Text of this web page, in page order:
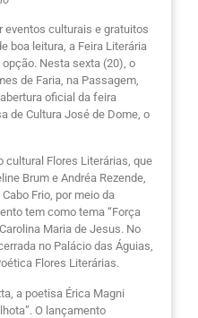
eventos culturais e gratuitos
boa leitura, a Feira Literária
Nesta sexta (20), o
de Faria, na Passagem,
oficial da feira
de Cultura José de Dome, o
cultural Flores Literárias, que
Brum e Andréa Rezende,
Frio, por meio da
tem como tema “Força
Maria de Jesus. No
no Palácio das Águias,
Flores Literárias.
a poetisa Érica Magni
O lançamento